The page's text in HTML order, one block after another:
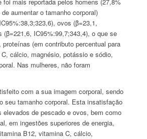
aumentar o tamanho corporal)
ovos (β̂=23,1,
IC95%:99,7;343,4), o que se
(em contributo percentual para
cálcio, magnésio, potássio e sódio,
Nas mulheres, não foram
com a sua imagem corporal, sendo
seu tamanho corporal. Esta insatisfação
de pescado e ovos, bem como
em ingestões superiores de energia,
B12, vitamina C, cálcio,